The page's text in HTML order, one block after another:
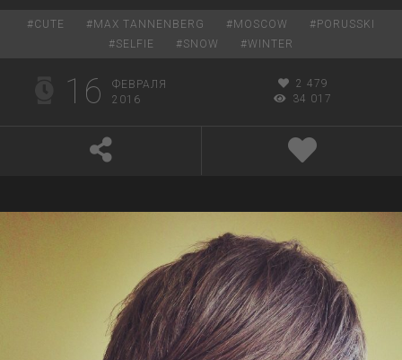
#CUTE # MAX TANNENBERG # MOSCOW # PORUSSKI
#SELFIE #SNOW #WINTER
16
ФЕВРАЛЯ
2016
2 479
34 017